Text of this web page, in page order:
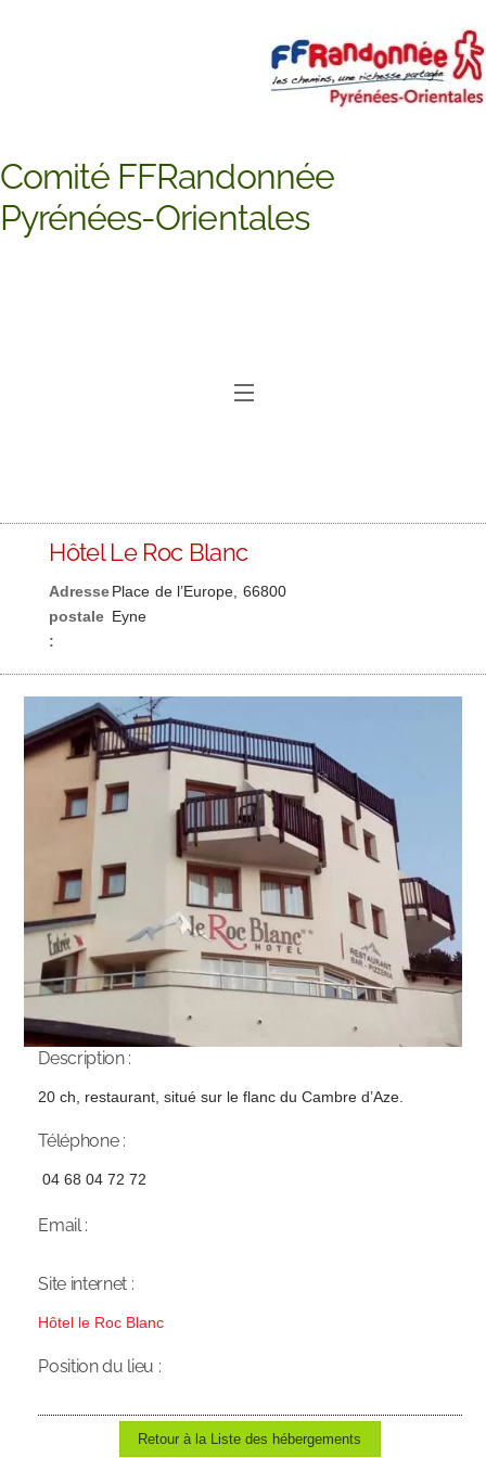
Comité FFRandonnée
Pyrénées-Orientales
Menu
Hôtel Le Roc Blanc
Adresse
postale
:
Place de l’Europe, 66800
Eyne
Description :
20 ch, restaurant, situé sur le flanc du Cambre d’Aze.
Téléphone :
04 68 04 72 72
Email :
Site internet :
Hôtel le Roc Blanc
Position du lieu :
Retour à la Liste des hébergements